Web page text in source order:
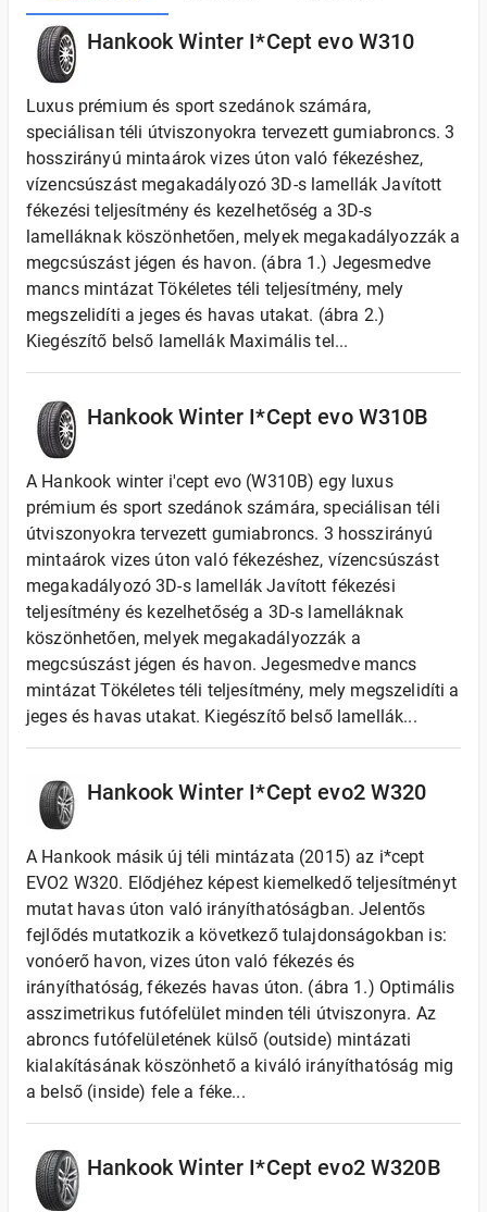
Hankook Winter I*Cept evo W310
Luxus prémium és sport szedánok számára,
speciálisan téli útviszonyokra tervezett gumiabroncs. 3
hosszirányú mintaárok vizes úton való fékezéshez,
vízencsúszást megakadályozó 3D-s lamellák Javított
fékezési teljesítmény és kezelhetőség a 3D-s
lamelláknak köszönhetően, melyek megakadályozzák a
megcsúszást jégen és havon. (ábra 1.) Jegesmedve
mancs mintázat Tökéletes téli teljesítmény, mely
megszelidíti a jeges és havas utakat. (ábra 2.)
Kiegészítő belső lamellák Maximális tel...
Hankook Winter I*Cept evo W310B
A Hankook winter i'cept evo (W310B) egy luxus
prémium és sport szedánok számára, speciálisan téli
útviszonyokra tervezett gumiabroncs. 3 hosszirányú
mintaárok vizes úton való fékezéshez, vízencsúszást
megakadályozó 3D-s lamellák Javított fékezési
teljesítmény és kezelhetőség a 3D-s lamelláknak
köszönhetően, melyek megakadályozzák a
megcsúszást jégen és havon. Jegesmedve mancs
mintázat Tökéletes téli teljesítmény, mely megszelidíti a
jeges és havas utakat. Kiegészítő belső lamellák...
Hankook Winter I*Cept evo2 W320
A Hankook másik új téli mintázata (2015) az i*cept
EVO2 W320. Elődjéhez képest kiemelkedő teljesítményt
mutat havas úton való irányíthatóságban. Jelentős
fejlődés mutatkozik a következő tulajdonságokban is:
vonóerő havon, vizes úton való fékezés és
irányíthatóság, fékezés havas úton. (ábra 1.) Optimális
asszimetrikus futófelület minden téli útviszonyra. Az
abroncs futófelületének külső (outside) mintázati
kialakításának köszönhető a kiváló irányíthatóság mig
a belső (inside) fele a féke...
Hankook Winter I*Cept evo2 W320B